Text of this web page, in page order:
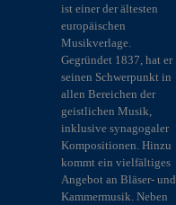
ist einer der ältesten
europäischen
Musikverlage.
Gegründet 1837, hat er
seinen Schwerpunkt in
allen Bereichen der
geistlichen Musik,
inklusive synagogaler
Kompositionen. Hinzu
kommt ein vielfältiges
Angebot an Bläser- und
Kammermusik. Neben